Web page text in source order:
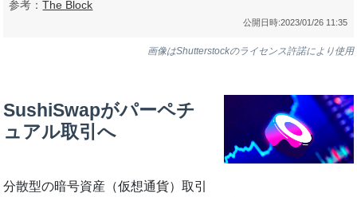
参考：The Block
公開日時:2023/01/26 11:35
画像はShutterstockのライセンス許諾により使用
SushiSwapがパーペチ
ュアル取引へ
分散型の暗号資産（仮想通貨）取引